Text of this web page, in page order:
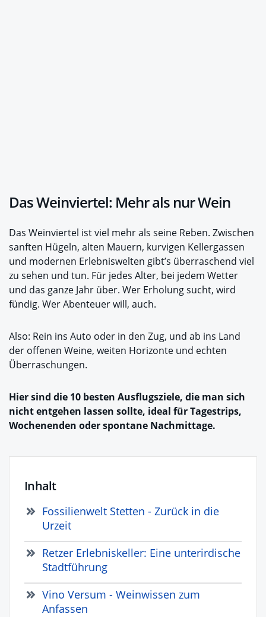
Das Weinviertel: Mehr als nur Wein
Das Weinviertel ist viel mehr als seine Reben. Zwischen
sanften Hügeln, alten Mauern, kurvigen Kellergassen
und modernen Erlebniswelten gibt’s überraschend viel
zu sehen und tun. Für jedes Alter, bei jedem Wetter
und das ganze Jahr über. Wer Erholung sucht, wird
fündig. Wer Abenteuer will, auch.
Also: Rein ins Auto oder in den Zug, und ab ins Land
der offenen Weine, weiten Horizonte und echten
Überraschungen.
Hier sind die 10 besten Ausflugsziele, die man sich
nicht entgehen lassen sollte, ideal für Tagestrips,
Wochenenden oder spontane Nachmittage.
Inhalt
Fossilienwelt Stetten - Zurück in die
Urzeit
Retzer Erlebniskeller: Eine unterirdische
Stadtführung
Vino Versum - Weinwissen zum
Anfassen